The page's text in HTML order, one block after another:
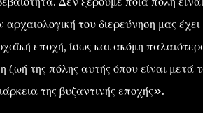
του διερεύνηση μας έχει
εποχή, ίσως και ακόμη
της πόλης αυτής όπου είναι μετά
της βυζαντινής εποχής».